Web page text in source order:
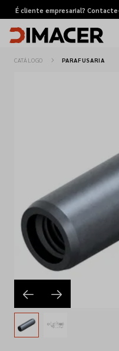
É cliente empresarial?
Pedidos de cotação
Marcas
Favoritos
Empresa
Contactos
CATÁLOGO PARAFUSARIA